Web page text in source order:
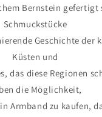
Bernstein gefertigt
Schmuckstücke
Geschichte der
Küsten und
das diese Regionen
die Möglichkeit,
Armband zu kaufen,